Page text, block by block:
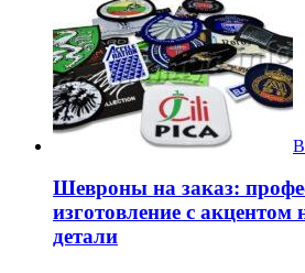
Шевроны на заказ:
изготовление с акцентом
детали